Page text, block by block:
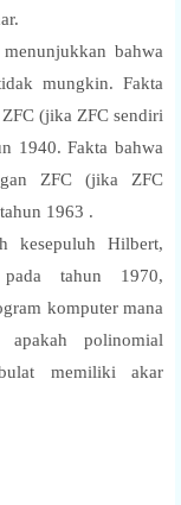
bahwa
mungkin. Fakta
(jika ZFC sendiri
1940. Fakta bahwa
ZFC (jika ZFC
1963 .
kesepuluh Hilbert,
tahun 1970,
komputer mana
polinomial
memiliki akar